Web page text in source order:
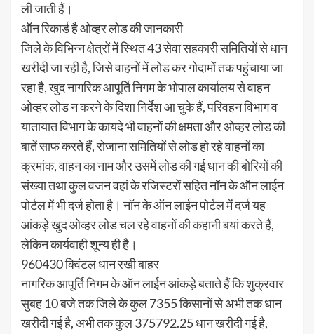
ली जाती हैं।
ऑन रिकार्ड है ओव्हर लोड की जानकारी
जिले के विभिन्न क्षेत्रों में स्थित 43 सेवा सहकारी समितियों से धान
खरीदी जा रही है, जिसे वाहनों में लोड कर गोदामों तक पहुंचाया जा
रहा है, खुद नागरिक आपूर्ति निगम के भोपाल कार्यालय से वाहन
ओव्हर लोड न करने के दिशा निर्देश आ चुके हैं, परिवहन विभाग व
यातायात विभाग के कायदे भी वाहनों की क्षमता और ओव्हर लोड की
बातें साफ करते हैं, रोजाना समितियों से लोड हो रहे वाहनों का
क्रमांक, वाहन का नाम और उसमें लोड की गई धान की बोरियों की
संख्या तथा कुल वजन वहां के रजिस्टरों सहित नॉन के ऑन लाईन
पोर्टल में भी दर्ज होता है। नॉन के ऑन लाईन पोर्टल में दर्ज यह
आंकड़े खुद ओव्हर लोड चल रहे वाहनों की कहानी बयां करते हैं,
लेकिन कार्यवाही शून्य ही है।
960430 क्विंटल धान रखी बाहर
नागरिक आपूर्ति निगम के ऑन लाईन आंकड़े बताते हैं कि शुक्रवार
सुबह 10 बजे तक जिले के कुल 7355 किसानों से अभी तक धान
खरीदी गई है, अभी तक कुल 375792.25 धान खरीदी गई है,